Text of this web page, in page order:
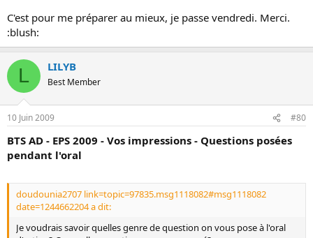
C'est pour me préparer au mieux, je passe vendredi. Merci.
:blush:
L LILYB
Best Member
10 Juin 2009 #80
BTS AD - EPS 2009 - Vos impressions - Questions posées
pendant l'oral
doudounia2707 link=topic=97835.msg1118082#msg1118082
date=1244662204 a dit:
Je voudrais savoir quelles genre de question on vous pose à l'oral